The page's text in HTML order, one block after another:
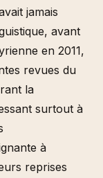
jamais
avant
en 2011,
revues du
la
surtout à
à
reprises